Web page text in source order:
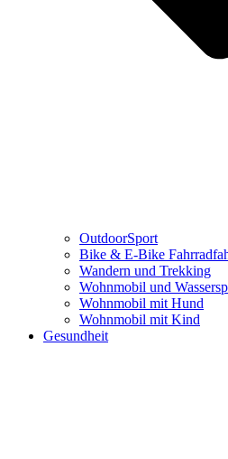
OutdoorSport
Bike & E-Bike
Wandern und Trekking
Wohnmobil und
Wohnmobil mit Hund
Wohnmobil mit Kind
Gesundheit